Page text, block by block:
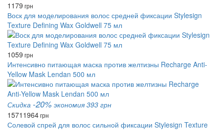
1179 грн
Воск для моделирования волос средней фиксации Stylesign
Texture Defining Wax Goldwell 75 мл
1059 грн
Интенсивно питающая маска против желтизны Recharge Anti-
Yellow Mask Lendan 500 мл
Скидка -20% экономия 393 грн
1571 1964грн
Солевой спрей для волос сильной фиксации Stylesign Texture